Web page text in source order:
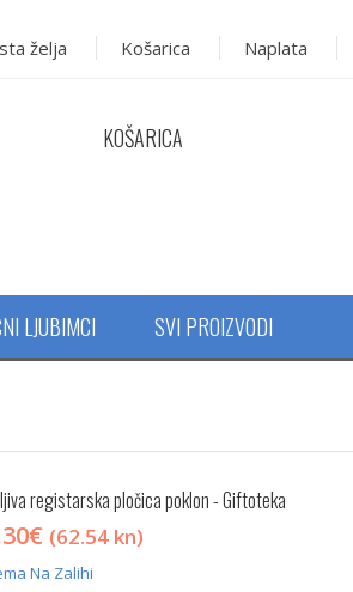
želja Košarica Naplata
KOŠARICA
LJUBIMCI SVI PROIZVODI
registarska pločicapoklon - Giftoteka
€ (62.54 kn)
Na Zalihi